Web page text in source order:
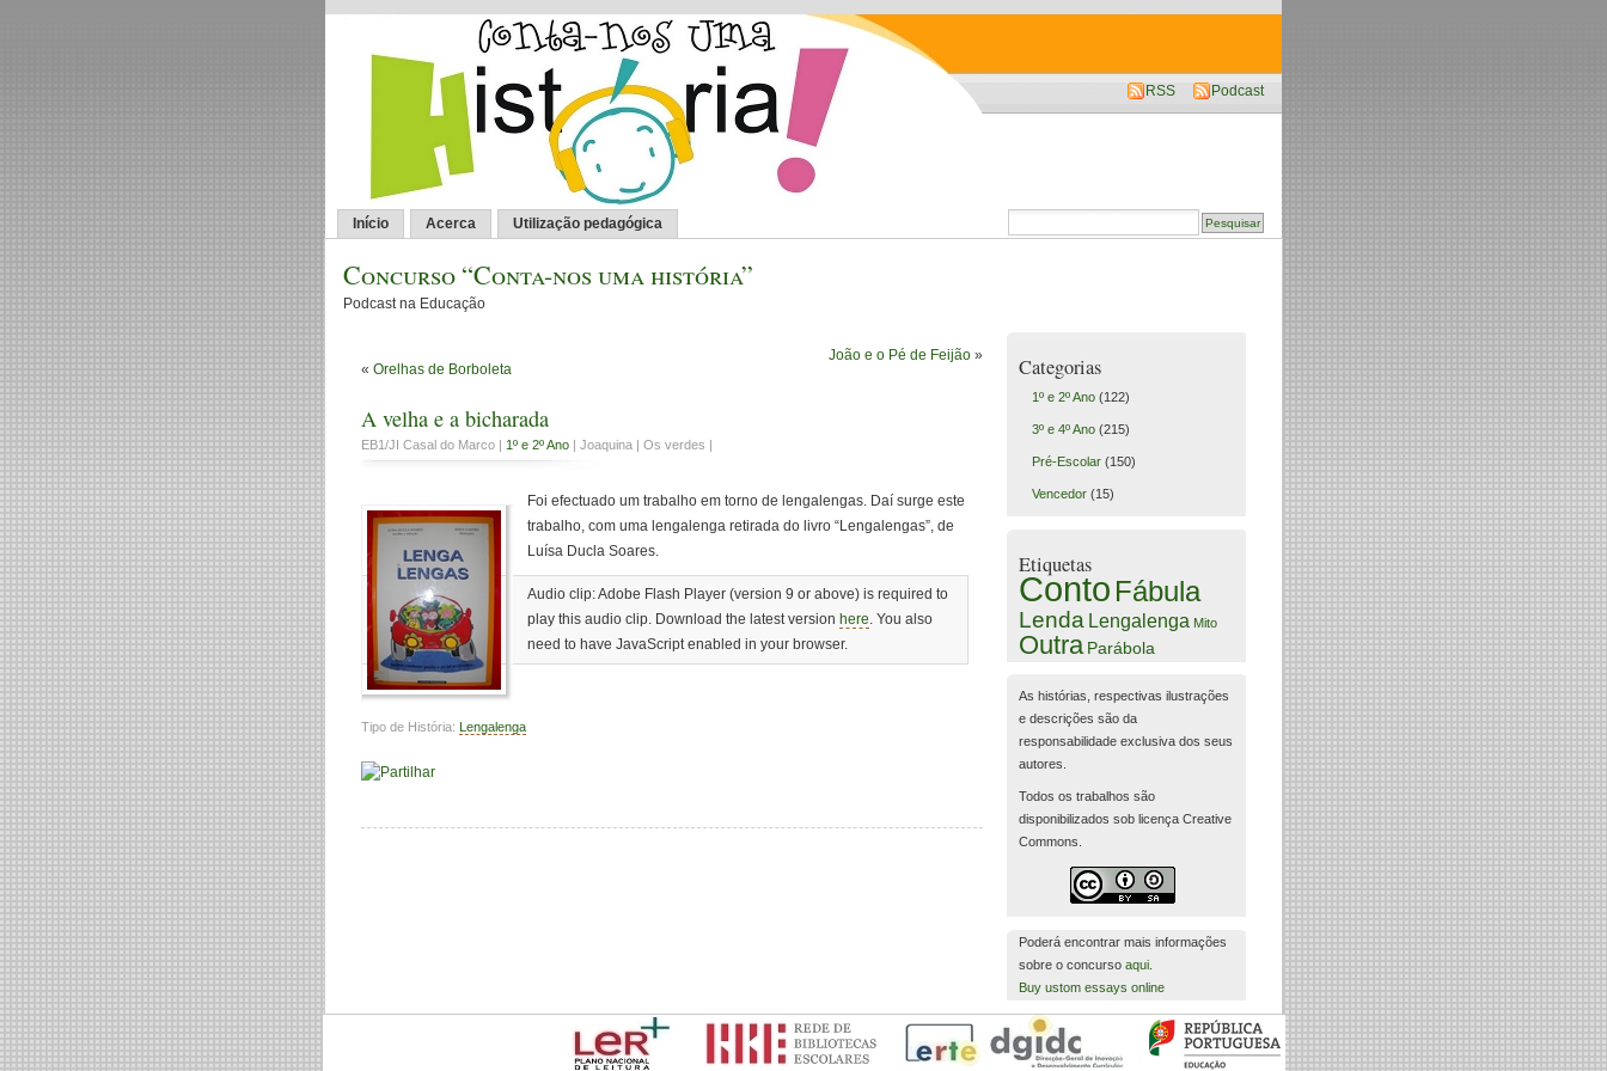
Início Acerca Utilização pedagógica
Concurso “Conta-nos uma história”
Podcast na Educação
RSS Podcast
« Orelhas de Borboleta
João e o Pé de Feijão »
A velha e a bicharada
EB1/JI Casal do Marco | 1º e 2º Ano | Joaquina | Os verdes |
Foi efectuado um trabalho em torno de lengalengas. Daí surge este
trabalho, com uma lengalenga retirada do livro “Lengalengas”, de
Luísa Ducla Soares.
Audio clip: Adobe Flash Player (version 9 or above) is required to
play this audio clip. Download the latest version here. You also
need to have JavaScript enabled in your browser.
Tipo de História: Lengalenga
Categorias
1º e 2º Ano(122)
3º e 4º Ano(215)
Pré-Escolar(150)
Vencedor(15)
Etiquetas
Conto Fábula
Lenda Lengalenga Mito
Outra Parábola
As histórias, respectivas ilustrações
e descrições são da
responsabilidade exclusiva dos seus
autores.
Todos os trabalhos são
disponibilizados sob licença Creative
Commons.
Poderá encontrar mais informações
sobre o concurso aqui
Buy ustom essays online